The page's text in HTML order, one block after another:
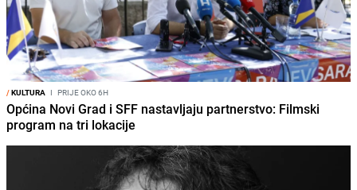
/KULTURA I PRIJE OKO 6H
Općina Novi Grad i SFF nastavljaju partnerstvo: Filmski
program na tri lokacije